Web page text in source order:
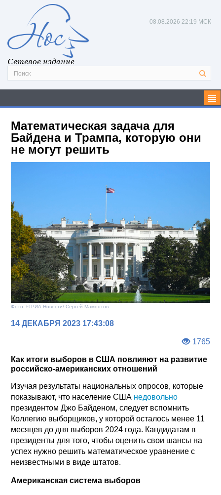
Сетевое издание
08.08.2026 22:19 МСК
Математическая задача для
Байдена и Трампа, которую они
не могут решить
Фото: © РИА Новости/ Сергей Мамонтов
14 ДЕКАБРЯ 2023 17:43:08
1765
Как итоги выборов в США повлияют на развитие
российско-американских отношений
Изучая результаты национальных опросов, которые
показывают, что население США недовольно
президентом Джо Байденом, следует вспомнить
Коллегию выборщиков, у которой осталось менее 11
месяцев до дня выборов 2024 года. Кандидатам в
президенты для того, чтобы оценить свои шансы на
успех нужно решить математическое уравнение с
неизвестными в виде штатов.
Американская система выборов